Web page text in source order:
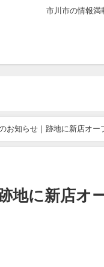
市川市の情報
お知らせ｜跡地に新店オー
地に新店オ